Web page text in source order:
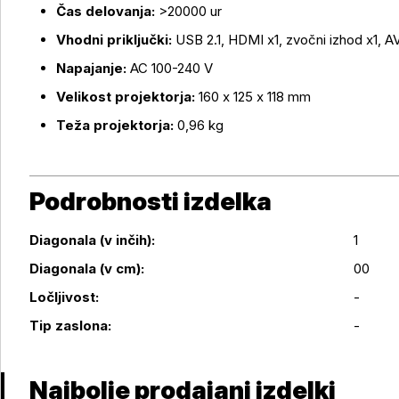
Čas delovanja: >20000 ur
Vhodni priključki: USB 2.1, HDMI x1, zvočni izhod x1,
Napajanje: AC 100-240 V
Velikost projektorja: 160 x 125 x 118 mm
Teža projektorja: 0,96 kg
Podrobnosti izdelka
Podrobnosti izdelka
Diagonala (v inčih):
1
Diagonala (v cm):
00
Ločljivost:
-
Tip zaslona:
-
Najbolje prodajani izdelki